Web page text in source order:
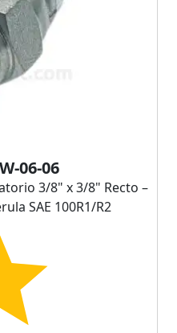
06-06
3/8" x 3/8" Recto –
SAE 100R1/R2